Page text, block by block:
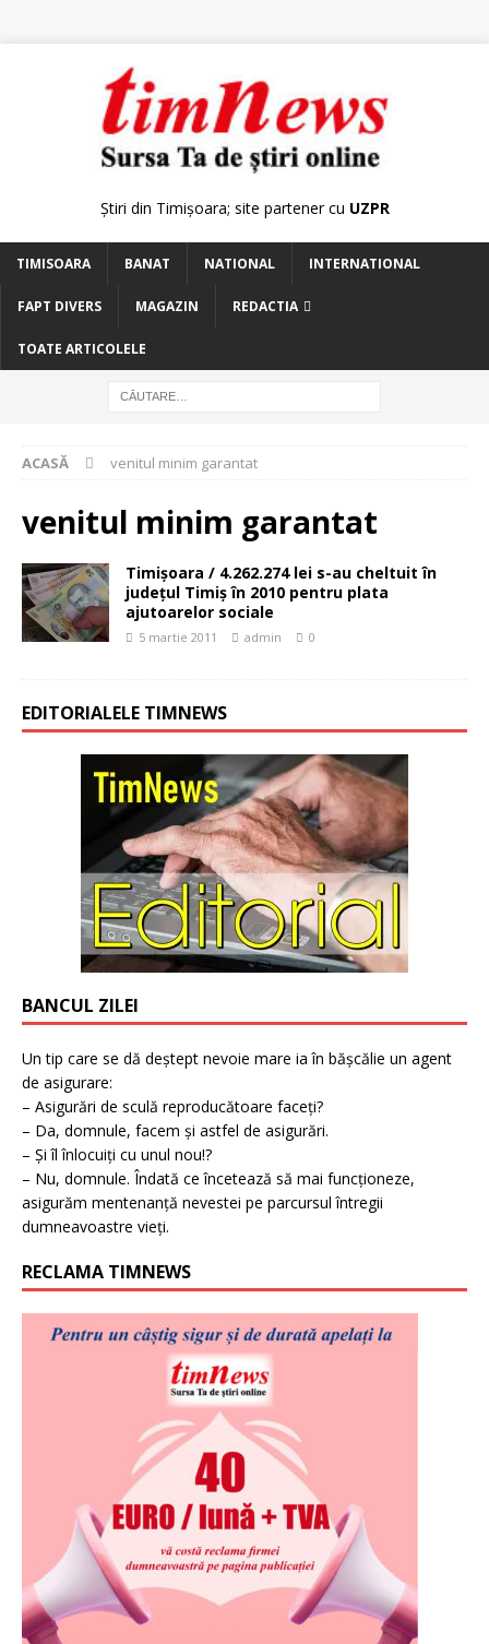
Știri din Timișoara; site partener cu UZPR
TIMISOARA BANAT NATIONAL INTERNATIONAL
FAPT DIVERS MAGAZIN REDACTIA
TOATE ARTICOLELE
ACASĂ venitul minim garantat
venitul minim garantat
Timişoara / 4.262.274 lei s-au cheltuit în
judeţul Timiş în 2010 pentru plata
ajutoarelor sociale
5 martie 2011 admin 0
EDITORIALELE TIMNEWS
BANCUL ZILEI
Un tip care se dă deștept nevoie mare ia în bășcălie un agent
de asigurare:
– Asigurări de sculă reproducătoare faceți?
– Da, domnule, facem și astfel de asigurări.
– Și îl înlocuiți cu unul nou!?
– Nu, domnule. Îndată ce încetează să mai funcționeze,
asigurăm mentenanță nevestei pe parcursul întregii
dumneavoastre vieți.
RECLAMA TIMNEWS